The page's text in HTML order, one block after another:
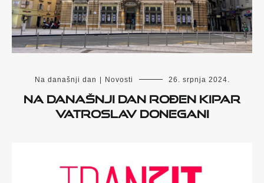
Na današnji dan | Novosti 26. srpnja 2024.
Na današnji dan rođen kipar
Vatroslav Donegani